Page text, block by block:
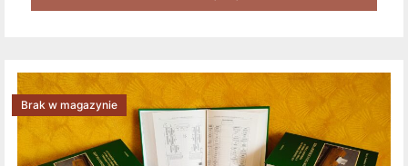
Brak w magazynie